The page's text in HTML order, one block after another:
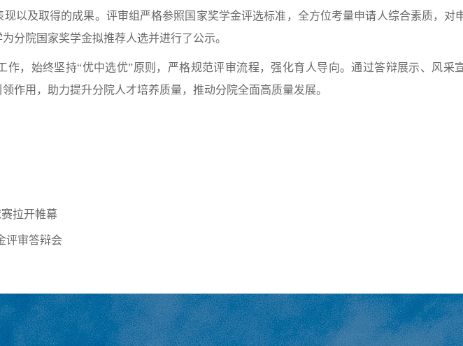
以及取得的成果。评审组严格参照国家奖学金评选标准，全方位考量申请人综合素质，对
分院国家奖学金拟推荐人选并进行了公示。
作，始终坚持“优中选优”原则，严格规范评审流程，强化育人导向。通过答辩展示、风采
作用，助力提升分院人才培养质量，推动分院全面高质量发展。
拉开帷幕
评审答辩会